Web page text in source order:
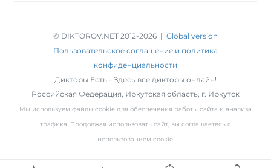
© DIKTOROV.NET 2012-2026 | Global version
Пользовательское соглашение и политика
конфиденциальности
Дикторы Есть - Здесь все дикторы онлайн!
Российская Федерация, Иркутская область, г. Иркутск
Мы используем файлы cookie для обеспечения работы сайта и анализа
трафика. Продолжая использовать сайт, вы соглашаетесь с
использованием cookie.